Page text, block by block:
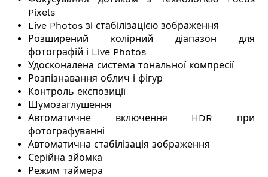
Pixels
Live Photos зі стабілізацією зображення
Розширений колірний діапазон для
фотографій і Live Photos
Удосконалена система тональної компресії
Розпізнавання облич і фігур
Контроль експозиції
Шумозаглушення
Автоматичне включення HDR при
фотографуванні
Автоматична стабілізація зображення
Серійна зйомка
Режим таймера